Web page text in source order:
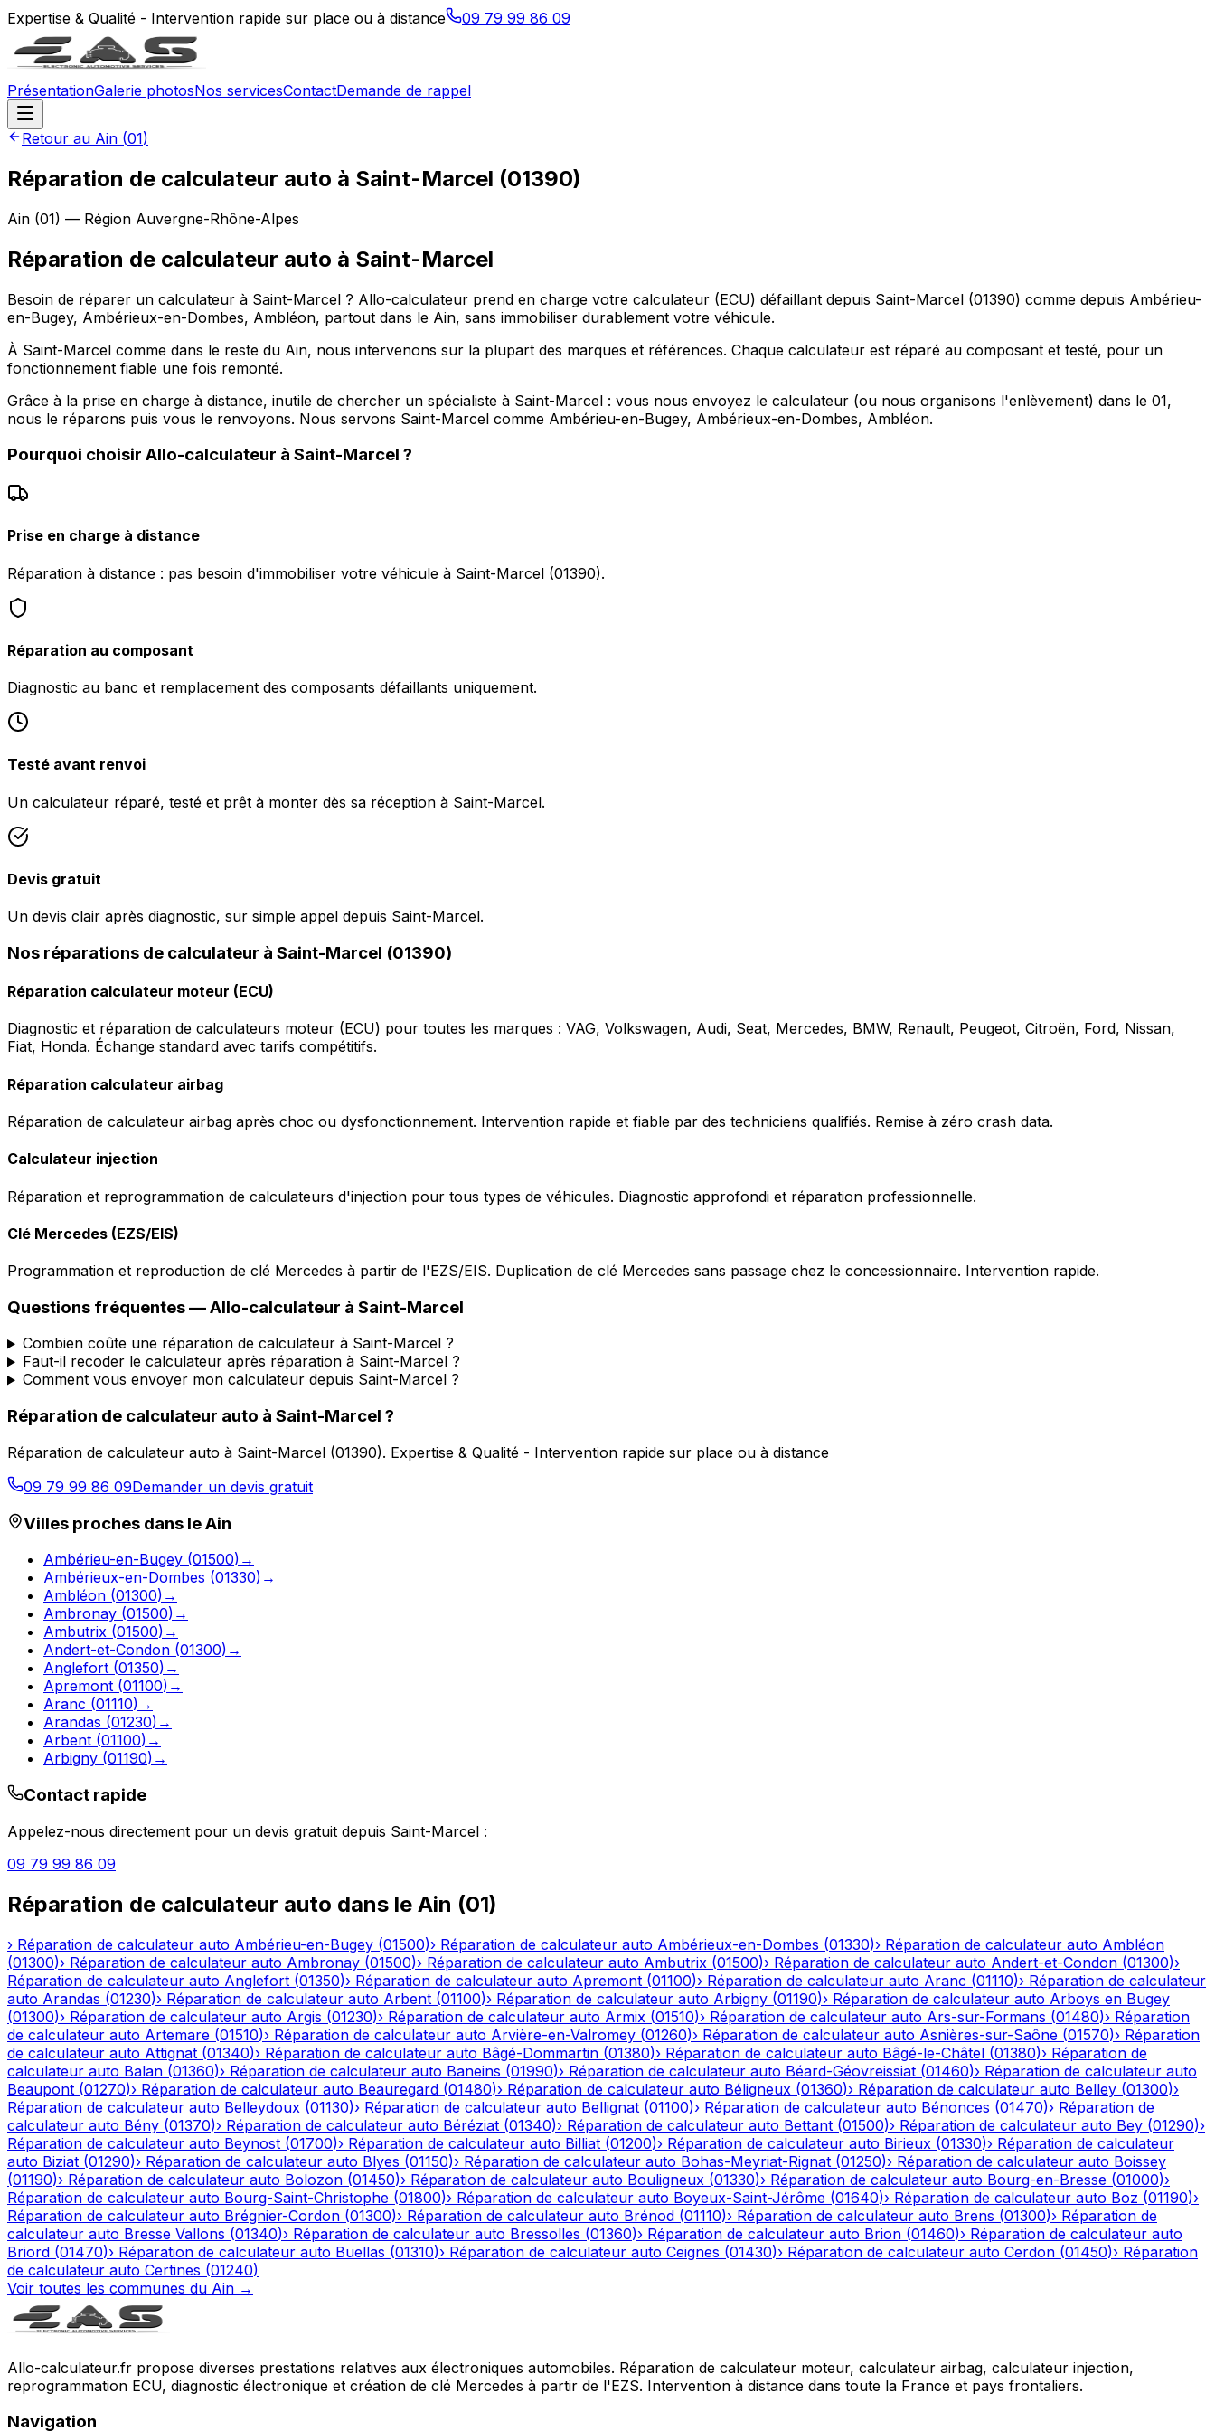
Expertise & Qualité - Intervention rapide sur place ou à distance 09 79 99 86 09
PrésentationGalerie photosNos servicesContactDemande de rappel
Retour au Ain (01)
Réparation de calculateur auto à Saint-Marcel (01390)
Ain (01) — Région Auvergne-Rhône-Alpes
Réparation de calculateur auto à Saint-Marcel
Besoin de réparer un calculateur à Saint-Marcel ? Allo-calculateur prend en charge votre calculateur (ECU) défaillant depuis Saint-Marcel (01390) comme depuis Ambérieu-
en-Bugey, Ambérieux-en-Dombes, Ambléon, partout dans le Ain, sans immobiliser durablement votre véhicule.
À Saint-Marcel comme dans le reste du Ain, nous intervenons sur la plupart des marques et références. Chaque calculateur est réparé au composant et testé, pour un
fonctionnement fiable une fois remonté.
Grâce à la prise en charge à distance, inutile de chercher un spécialiste à Saint-Marcel : vous nous envoyez le calculateur (ou nous organisons l'enlèvement) dans le 01,
nous le réparons puis vous le renvoyons. Nous servons Saint-Marcel comme Ambérieu-en-Bugey, Ambérieux-en-Dombes, Ambléon.
Pourquoi choisir Allo-calculateur à Saint-Marcel ?
Prise en charge à distance
Réparation à distance : pas besoin d'immobiliser votre véhicule à Saint-Marcel (01390).
Réparation au composant
Diagnostic au banc et remplacement des composants défaillants uniquement.
Testé avant renvoi
Un calculateur réparé, testé et prêt à monter dès sa réception à Saint-Marcel.
Devis gratuit
Un devis clair après diagnostic, sur simple appel depuis Saint-Marcel.
Nos réparations de calculateur à Saint-Marcel (01390)
Réparation calculateur moteur (ECU)
Diagnostic et réparation de calculateurs moteur (ECU) pour toutes les marques : VAG, Volkswagen, Audi, Seat, Mercedes, BMW, Renault, Peugeot, Citroën, Ford, Nissan,
Fiat, Honda. Échange standard avec tarifs compétitifs.
Réparation calculateur airbag
Réparation de calculateur airbag après choc ou dysfonctionnement. Intervention rapide et fiable par des techniciens qualifiés. Remise à zéro crash data.
Calculateur injection
Réparation et reprogrammation de calculateurs d'injection pour tous types de véhicules. Diagnostic approfondi et réparation professionnelle.
Clé Mercedes (EZS/EIS)
Programmation et reproduction de clé Mercedes à partir de l'EZS/EIS. Duplication de clé Mercedes sans passage chez le concessionnaire. Intervention rapide.
Questions fréquentes —Allo-calculateur à Saint-Marcel
Combien coûte une réparation de calculateur à Saint-Marcel ?
Faut-il recoder le calculateur après réparation à Saint-Marcel ?
Comment vous envoyer mon calculateur depuis Saint-Marcel ?
Réparation de calculateur auto à Saint-Marcel ?
Réparation de calculateur auto à Saint-Marcel (01390). Expertise & Qualité - Intervention rapide sur place ou à distance
09 79 99 86 09Demander un devis gratuit
Villes proches dans leAin
Ambérieu-en-Bugey (01500) →
Ambérieux-en-Dombes (01330) →
Ambléon (01300) →
Ambronay (01500) →
Ambutrix (01500) →
Andert-et-Condon (01300) →
Anglefort (01350) →
Apremont (01100) →
Aranc (01110) →
Arandas (01230) →
Arbent (01100) →
Arbigny (01190) →
Contact rapide
Appelez-nous directement pour un devis gratuit depuis Saint-Marcel :
09 79 99 86 09
Réparation de calculateur auto dans le Ain (01)
› Réparation de calculateur auto Ambérieu-en-Bugey (01500)› Réparation de calculateur auto Ambérieux-en-Dombes (01330)› Réparation de calculateur auto Ambléon
(01300)› Réparation de calculateur auto Ambronay (01500)› Réparation de calculateur auto Ambutrix (01500)› Réparation de calculateur auto Andert-et-Condon (01300)›
Réparation de calculateur auto Anglefort (01350)› Réparation de calculateur auto Apremont (01100)› Réparation de calculateur auto Aranc (01110)› Réparation de calculateur
auto Arandas (01230)› Réparation de calculateur auto Arbent (01100)› Réparation de calculateur auto Arbigny (01190)› Réparation de calculateur auto Arboys en Bugey
(01300)› Réparation de calculateur auto Argis (01230)› Réparation de calculateur auto Armix (01510)› Réparation de calculateur auto Ars-sur-Formans (01480)› Réparation
de calculateur auto Artemare (01510)› Réparation de calculateur auto Arvière-en-Valromey (01260)› Réparation de calculateur auto Asnières-sur-Saône (01570)› Réparation
de calculateur auto Attignat (01340)› Réparation de calculateur auto Bâgé-Dommartin (01380)› Réparation de calculateur auto Bâgé-le-Châtel (01380)› Réparation de
calculateur auto Balan (01360)› Réparation de calculateur auto Baneins (01990)› Réparation de calculateur auto Béard-Géovreissiat (01460)› Réparation de calculateur auto
Beaupont (01270)› Réparation de calculateur auto Beauregard (01480)› Réparation de calculateur auto Béligneux (01360)› Réparation de calculateur auto Belley (01300)›
Réparation de calculateur auto Belleydoux (01130)› Réparation de calculateur auto Bellignat (01100)› Réparation de calculateur auto Bénonces (01470)› Réparation de
calculateur auto Bény (01370)› Réparation de calculateur auto Béréziat (01340)› Réparation de calculateur auto Bettant (01500)› Réparation de calculateur auto Bey (01290)›
Réparation de calculateur auto Beynost (01700)› Réparation de calculateur auto Billiat (01200)› Réparation de calculateur auto Birieux (01330)› Réparation de calculateur
auto Biziat (01290)› Réparation de calculateur auto Blyes (01150)› Réparation de calculateur auto Bohas-Meyriat-Rignat (01250)› Réparation de calculateur auto Boissey
(01190)› Réparation de calculateur auto Bolozon (01450)› Réparation de calculateur auto Bouligneux (01330)› Réparation de calculateur auto Bourg-en-Bresse (01000)›
Réparation de calculateur auto Bourg-Saint-Christophe (01800)› Réparation de calculateur auto Boyeux-Saint-Jérôme (01640)› Réparation de calculateur auto Boz (01190)›
Réparation de calculateur auto Brégnier-Cordon (01300)› Réparation de calculateur auto Brénod (01110)› Réparation de calculateur auto Brens (01300)› Réparation de
calculateur auto Bresse Vallons (01340)› Réparation de calculateur auto Bressolles (01360)› Réparation de calculateur auto Brion (01460)› Réparation de calculateur auto
Briord (01470)› Réparation de calculateur auto Buellas (01310)› Réparation de calculateur auto Ceignes (01430)› Réparation de calculateur auto Cerdon (01450)› Réparation
de calculateur auto Certines (01240)
Voir toutes les communes du Ain →
Allo-calculateur.fr propose diverses prestations relatives aux électroniques automobiles. Réparation de calculateur moteur, calculateur airbag, calculateur injection,
reprogrammation ECU, diagnostic électronique et création de clé Mercedes à partir de l'EZS. Intervention à distance dans toute la France et pays frontaliers.
Navigation